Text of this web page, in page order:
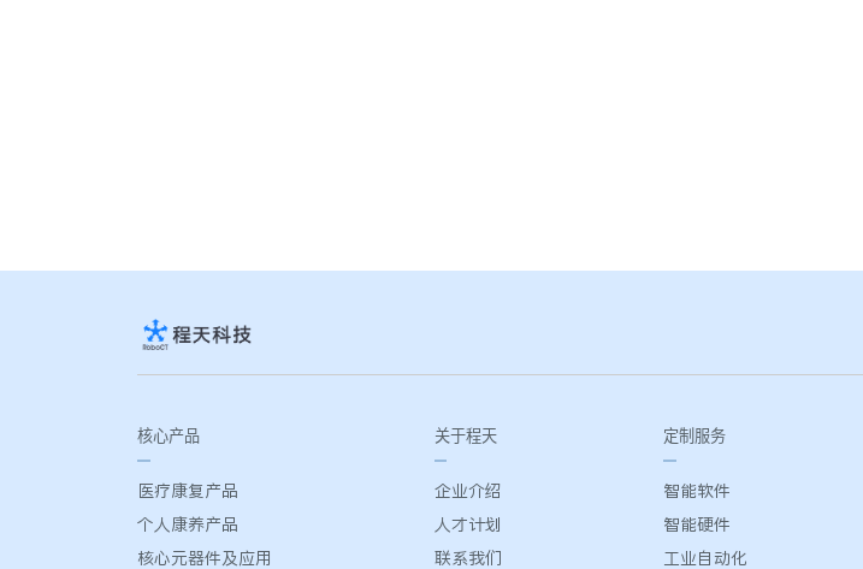
核心产品
医疗康复产品
个人康养产品
核心元器件及应用
关于程天
企业介绍
人才计划
联系我们
定制服务
智能软件
智能硬件
工业自动化